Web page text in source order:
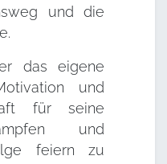
und die
das eigene
und
für seine
und
feiern zu